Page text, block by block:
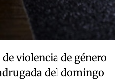
violencia de género
del domingo